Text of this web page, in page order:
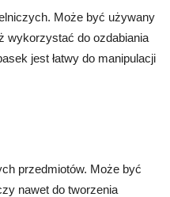
Może być używany
wykorzystać do ozdabiania
jest łatwy do manipulacji
przedmiotów. Może być
nawet do tworzenia